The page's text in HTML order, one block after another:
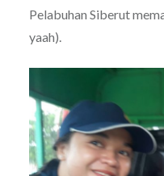
Pelabuhan Siberut
yaah).